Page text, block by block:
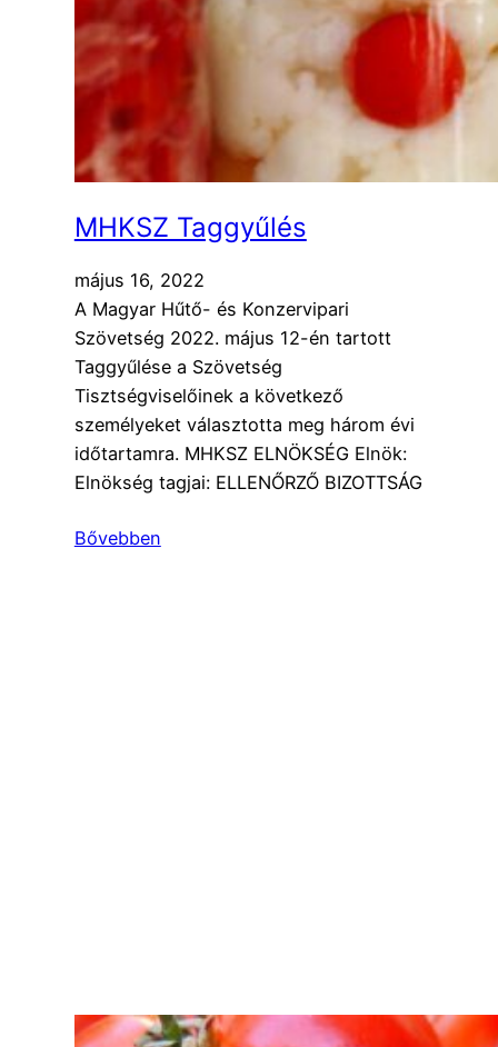
MHKSZ Taggyűlés
május 16, 2022
A Magyar Hűtő- és Konzervipari
Szövetség 2022. május 12-én tartott
Taggyűlése a Szövetség
Tisztségviselőinek a következő
személyeket választotta meg három évi
időtartamra. MHKSZ ELNÖKSÉG Elnök:
Elnökség tagjai: ELLENŐRZŐ BIZOTTSÁG
Bővebben